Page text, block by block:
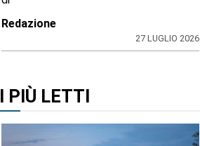
Redazione
27 LUGLIO 2026
I PIÙ LETTI